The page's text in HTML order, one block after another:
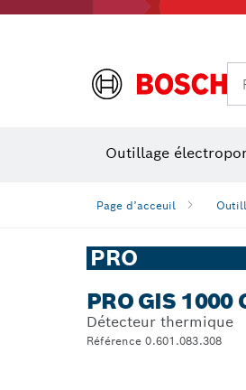
Outillage
Page d’acceuil
PRO
PRO GIS 1000
Détecteur thermique
Référence 0.601.083.308